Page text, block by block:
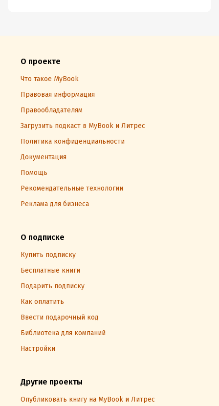
О проекте
Что такое MyBook
Правовая информация
Правообладателям
Загрузить подкаст в MyBook и Литрес
Политика конфиденциальности
Документация
Помощь
Рекомендательные технологии
Реклама для бизнеса
О подписке
Купить подписку
Бесплатные книги
Подарить подписку
Как оплатить
Ввести подарочный код
Библиотека для компаний
Настройки
Другие проекты
Опубликовать книгу на MyBook и Литрес